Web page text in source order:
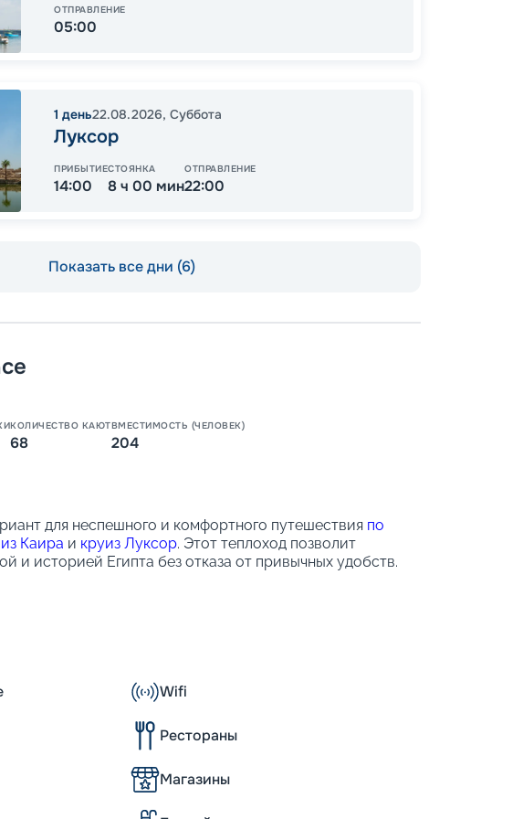
ОТПРАВЛЕНИЕ
05:00
1 день22.08.2026, Суббота
Луксор
ПРИБЫТИЕ
14:00
СТОЯНКА
8 ч 00 мин
ОТПРАВЛЕНИЕ
22:00
Показать все дни (6)
КОЛИЧЕСТВО КАЮТ
68
ВМЕСТИМОСТЬ (ЧЕЛОВЕК)
204
для неспешного и комфортного путешествия по
Каира и круиз Луксор. Этот теплоход позволит
и историей Египта без отказа от привычных удобств.
каюты с окнами, которые позволяют наблюдать за
Wifi
Рестораны
Магазины